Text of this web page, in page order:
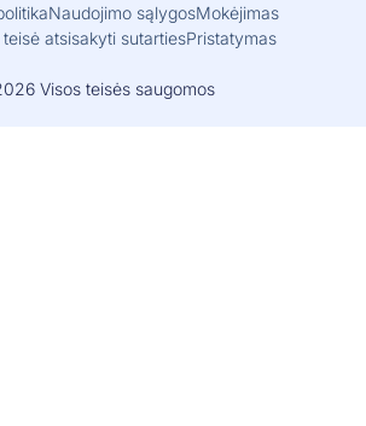
Naudojimo sąlygosMokėjimas
atsisakyti sutartiesPristatymas
Visos teisės saugomos